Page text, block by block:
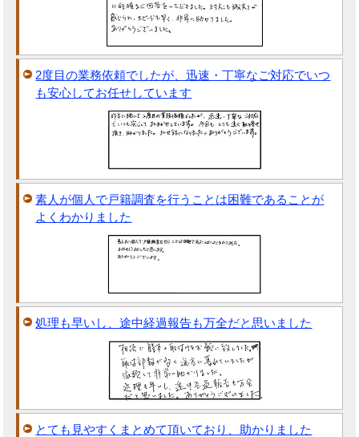
2度目の業務依頼でしたが、迅速・丁寧なご対応でいつ
も安心してお任せしています
素人が個人で戸籍調査を行うことは困難であることが
よくわかりました
処理も早いし、途中経過報告も万全だと思いました
とても見やすくまとめて頂いており、助かりました